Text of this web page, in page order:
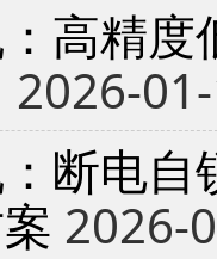
高精
2026-
断电
2026-